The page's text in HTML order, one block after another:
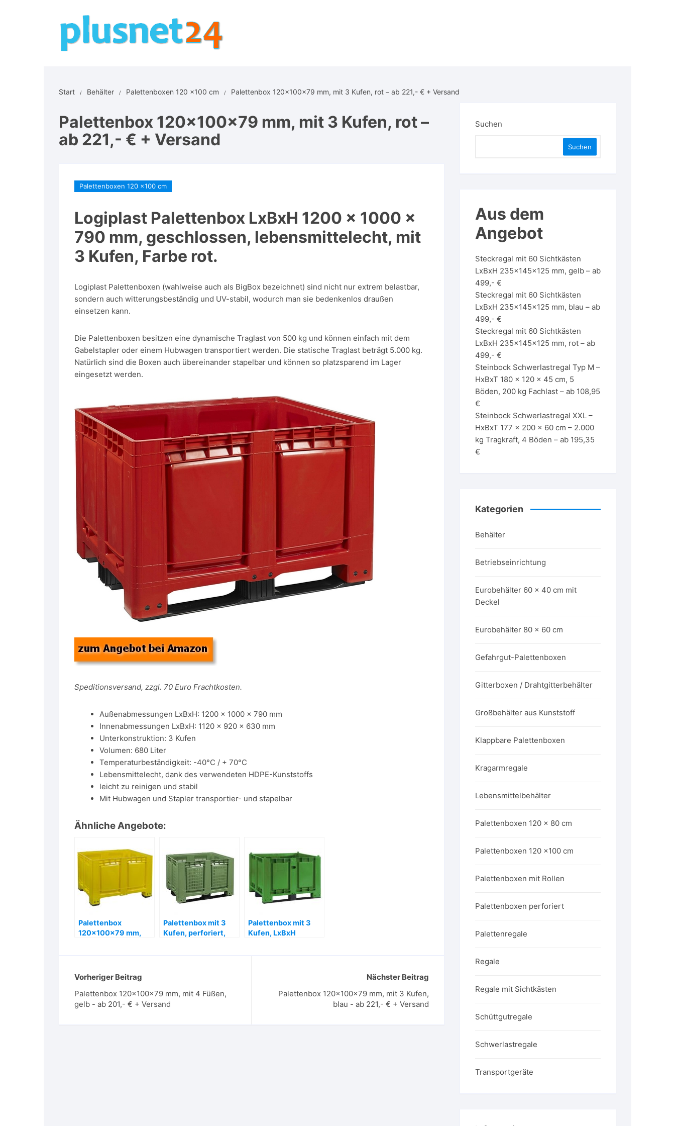
springen
Start Behälter Palettenboxen 120 x100 cm Palettenbox 120x100x79 mm, mit 3 Kufen, rot – ab 221,- € + Versand
Palettenbox 120x100x79 mm, mit 3 Kufen, rot –
ab 221,- € + Versand
Palettenboxen 120 x100 cm
Logiplast Palettenbox LxBxH 1200 x 1000 x
790 mm, geschlossen, lebensmittelecht, mit
3 Kufen, Farbe rot.
Logiplast Palettenboxen (wahlweise auch als BigBox bezeichnet) sind nicht nur extrem belastbar,
sondern auch witterungsbeständig und UV-stabil, wodurch man sie bedenkenlos draußen
einsetzen kann.
Die Palettenboxen besitzen eine dynamische Traglast von 500 kg und können einfach mit dem
Gabelstapler oder einem Hubwagen transportiert werden. Die statische Traglast beträgt 5.000 kg.
Natürlich sind die Boxen auch übereinander stapelbar und können so platzsparend im Lager
eingesetzt werden.
Speditionsversand, zzgl. 70 Euro Frachtkosten.
Außenabmessungen LxBxH: 1200 x 1000 x 790 mm
Innenabmessungen LxBxH: 1120 x 920 x 630 mm
Unterkonstruktion: 3 Kufen
Volumen: 680 Liter
Temperaturbeständigkeit: -40°C / + 70°C
Lebensmittelecht, dank des verwendeten HDPE-Kunststoffs
leicht zu reinigen und stabil
Mit Hubwagen und Stapler transportier- und stapelbar
Ähnliche Angebote:
Palettenbox
120x100x79 mm,
Palettenbox mit 3
Kufen, perforiert,
Palettenbox mit 3
Kufen, LxBxH
Vorheriger Beitrag
Palettenbox 120x100x79 mm, mit 4 Füßen,
gelb - ab 201,- € + Versand
Nächster Beitrag
Palettenbox 120x100x79 mm, mit 3 Kufen,
blau - ab 221,- € + Versand
Suchen
Suchen
Aus dem
Angebot
Steckregal mit 60 Sichtkästen
LxBxH 235x145x125 mm, gelb – ab
499,- €
Steckregal mit 60 Sichtkästen
LxBxH 235x145x125 mm, blau – ab
499,- €
Steckregal mit 60 Sichtkästen
LxBxH 235x145x125 mm, rot – ab
499,- €
Steinbock Schwerlastregal Typ M –
HxBxT 180 x 120 x 45 cm, 5
Böden, 200 kg Fachlast – ab 108,95
€
Steinbock Schwerlastregal XXL –
HxBxT 177 x 200 x 60 cm – 2.000
kg Tragkraft, 4 Böden – ab 195,35
€
Kategorien
Behälter
Betriebseinrichtung
Eurobehälter 60 x 40 cm mit
Deckel
Eurobehälter 80 x 60 cm
Gefahrgut-Palettenboxen
Gitterboxen / Drahtgitterbehälter
Großbehälter aus Kunststoff
Klappbare Palettenboxen
Kragarmregale
Lebensmittelbehälter
Palettenboxen 120 x 80 cm
Palettenboxen 120 x100 cm
Palettenboxen mit Rollen
Palettenboxen perforiert
Palettenregale
Regale
Regale mit Sichtkästen
Schüttgutregale
Schwerlastregale
Transportgeräte